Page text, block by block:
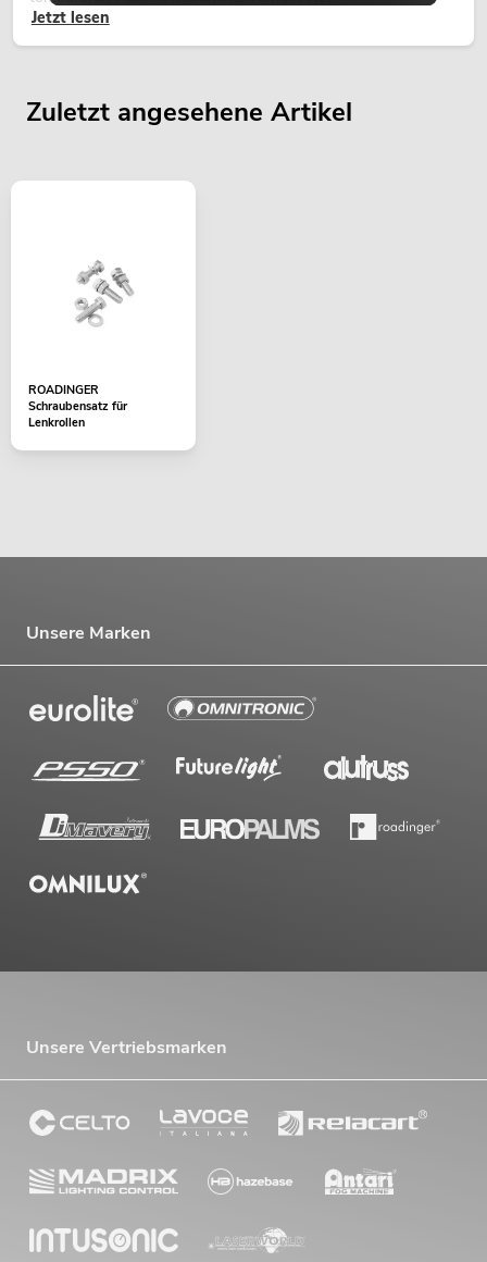
Jetzt lesen
Zuletzt angesehene Artikel
ROADINGER
Schraubensatz für
Lenkrollen
Unsere Marken
Unsere Vertriebsmarken